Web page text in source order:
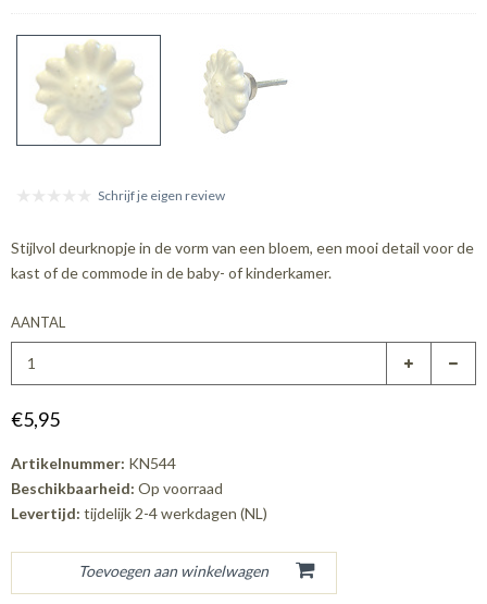
Schrijf je eigen review
Stijlvol deurknopje in de vorm van een bloem, een mooi detail voor de
kast of de commode in de baby- of kinderkamer.
AANTAL
€5,95
Artikelnummer: KN544
Beschikbaarheid: Op voorraad
Levertijd: tijdelijk 2-4 werkdagen (NL)